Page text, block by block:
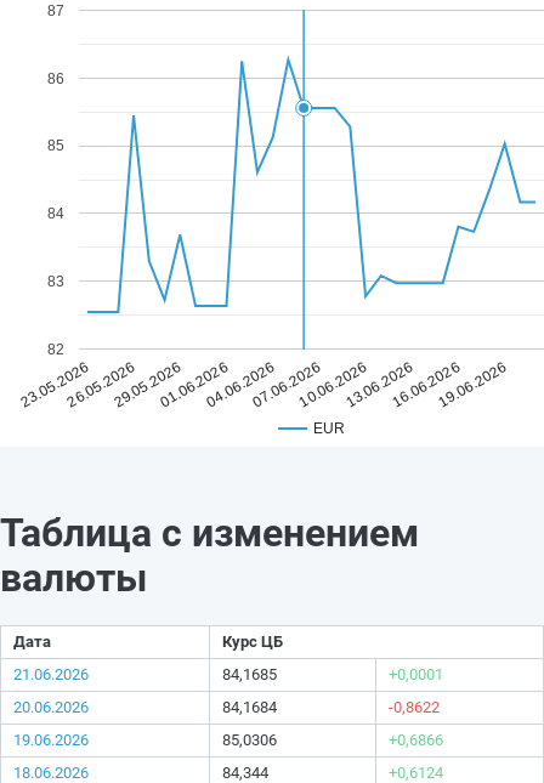
EUR
23.05.202626.05.202629.05.202601.06.202604.06.202607.06.202610.06.202613.06.202616.06.202619.06.2026
82
83
84
85
86
87
Таблица с изменением
валюты
Дата
Курс ЦБ
21.06.2026
84,1685
+0,0001
20.06.2026
84,1684
-0,8622
19.06.2026
85,0306
+0,6866
18.06.2026
84,344
+0,6124